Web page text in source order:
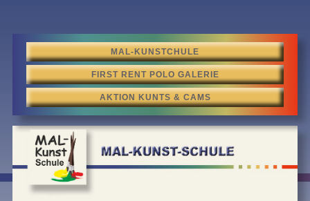
MAL-KUNSTCHULE
FIRST RENT POLO GALERIE
AKTION KUNTS & CAMS